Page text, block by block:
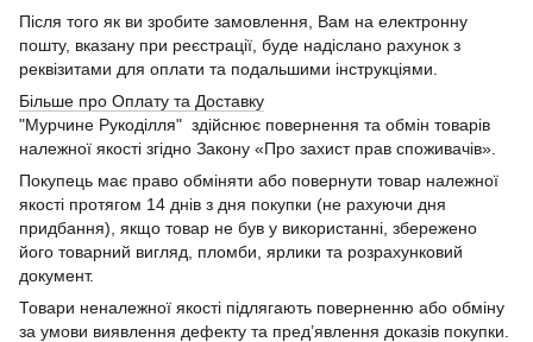
Після того як ви зробите замовлення, Вам на електронну
пошту, вказану при реєстрації, буде надіслано рахунок з
реквізитами для оплати та подальшими інструкціями.
Більше про Оплату та Доставку
"Мурчине Рукоділля" здійснює повернення та обмін товарів
належної якості згідно Закону «Про захист прав споживачів».
Покупець має право обміняти або повернути товар належної
якості протягом 14 днів з дня покупки (не рахуючи дня
придбання), якщо товар не був у використанні, збережено
його товарний вигляд, пломби, ярлики та розрахунковий
документ.
Товари неналежної якості підлягають поверненню або обміну
за умови виявлення дефекту та пред’явлення доказів покупки.